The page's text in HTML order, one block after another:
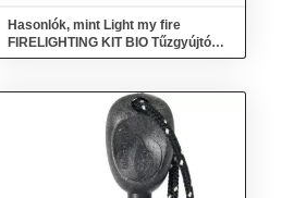
Hasonlók, mint Light my fire
FIRELIGHTING KIT BIO Tűzgyújtó
készlet, kék, méret